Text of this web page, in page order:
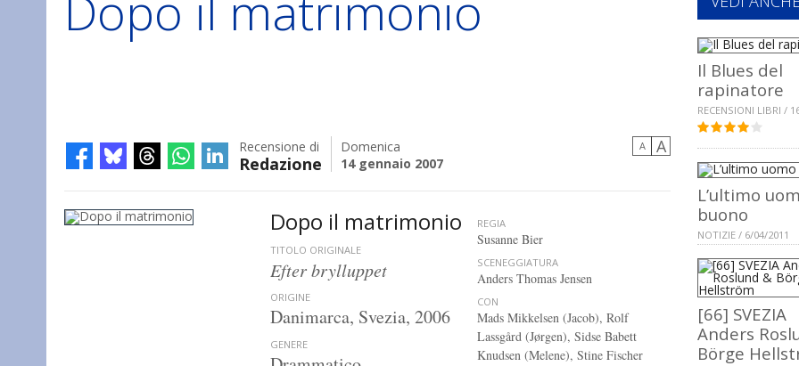
Recensione di
Redazione
Domenica
14 gennaio 2007
A A
Dopo il matrimonio
TITOLO ORIGINALE
Efter brylluppet
ORIGINE
Danimarca, Svezia, 2006
GENERE
REGIA
Susanne Bier
SCENEGGIATURA
Anders Thomas Jensen
CON
Mads Mikkelsen (Jacob), Rolf
Lassgård (Jørgen), Sidse Babett
Knudsen (Melene), Stine Fischer
Il Blues del
rapinatore
RECENSIONI LIBRI /
L’ultimo
buono
NOTIZIE / 6/04/2011
[66] SVEZIA
Anders
Börge